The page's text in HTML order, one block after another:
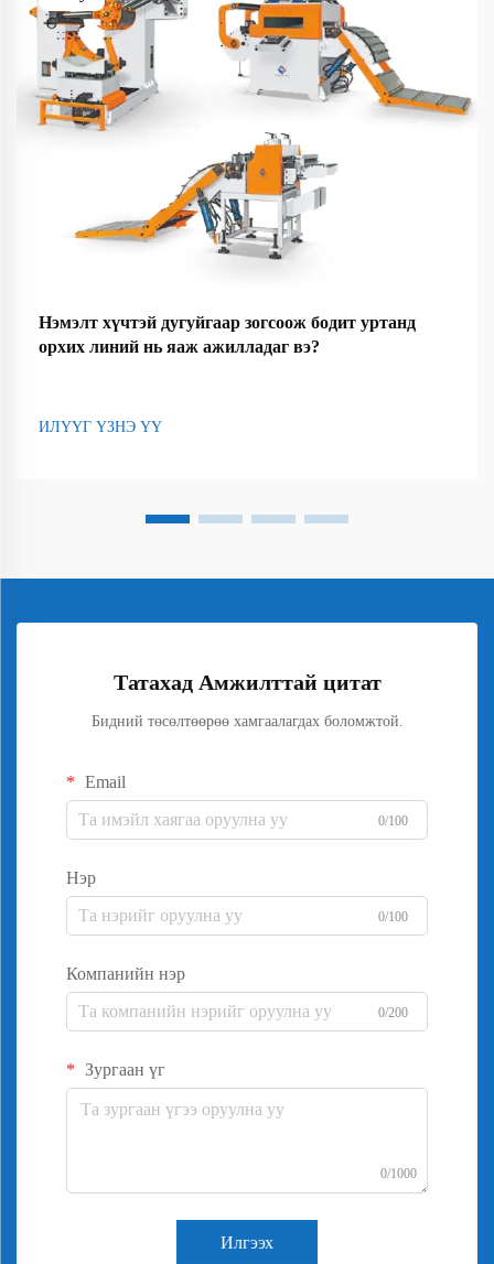
Нэмэлт хүчтэй дугуйгаар зогсоож бодит уртанд
орхих линий нь яаж ажилладаг вэ?
ИЛҮҮГ ҮЗНЭ ҮҮ
Татахад Амжилттай цитат
Бидний төсөлтөөрөө хамгаалагдах боломжтой.
Email
0/100
Нэр
0/100
Компанийн нэр
0/200
Зургаан үг
0/1000
Илгээх